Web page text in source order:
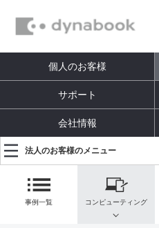
個人のお客様
サポート
会社情報
法人のお客様のメニュー
事例一覧 コンピューティング